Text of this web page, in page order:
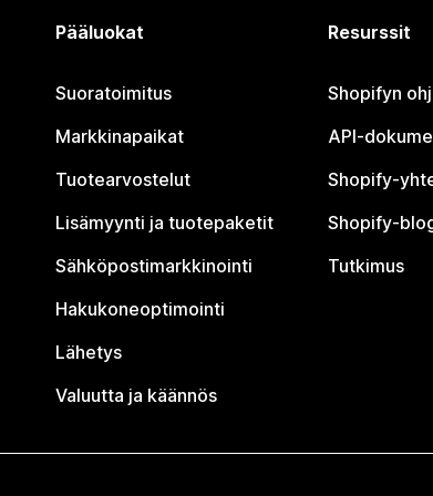
Pääluokat
Suoratoimitus
Markkinapaikat
Tuotearvostelut
Lisämyynti ja tuotepaketit
Sähköpostimarkkinointi
Hakukoneoptimointi
Lähetys
Valuutta ja käännös
Resurssit
Shopifyn
API-
Shopify-
Shopify-
Tutkimus